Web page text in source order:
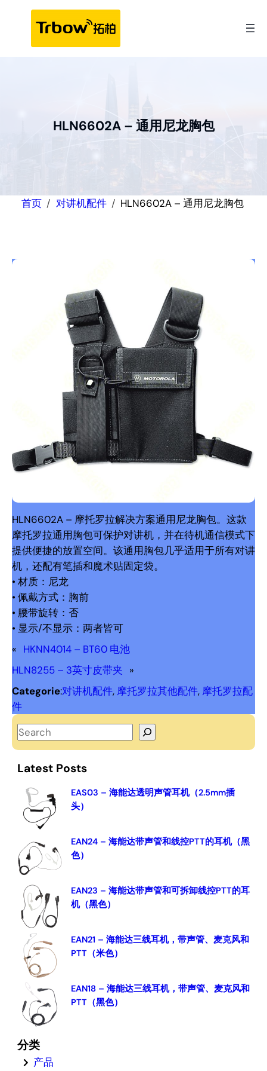
HLN6602A – 通用尼龙胸包
首页 对讲机配件 HLN6602A – 通用尼龙胸包
HLN6602A – 摩托罗拉解决方案通用尼龙胸包。这款
摩托罗拉通用胸包可保护对讲机，并在待机通信模式下
提供便捷的放置空间。该通用胸包几乎适用于所有对讲
机，还配有笔插和魔术贴固定袋。
• 材质：尼龙
• 佩戴方式：胸前
• 腰带旋转：否
• 显示/不显示：两者皆可
« HKNN4014 – BT60 电池
HLN8255 – 3英寸皮带夹 »
Categorie:对讲机配件, 摩托罗拉其他配件, 摩托罗拉配
件
S
e
aLatest Posts
EAS03 – 海能达透明声管耳机（2.5mm插
头）
EAN24 – 海能达带声管和线控PTT的耳机（黑
色）
EAN23 – 海能达带声管和可拆卸线控PTT的耳
机（黑色）
EAN21 – 海能达三线耳机，带声管、麦克风和
PTT（米色）
EAN18 – 海能达三线耳机，带声管、麦克风和
PTT（黑色）
分类
产品